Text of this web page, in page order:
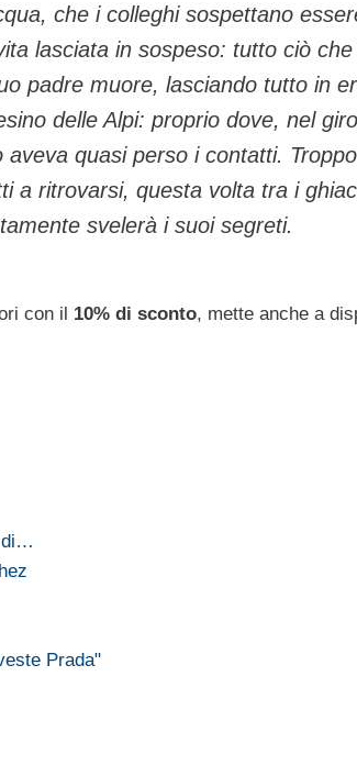
che i colleghi sospettano
lasciata in sospeso: tutto ciò
padre muore, lasciando tutto in
delle Alpi: proprio dove, nel
quasi perso i contatti.
a ritrovarsi, questa volta tra i
svelerà i suoi segreti.
con il 10% di sconto, mette anche a
di…
Prada"